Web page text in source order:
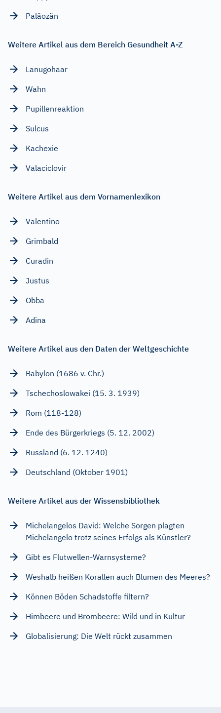
Paläozän
Weitere Artikel aus dem Bereich Gesundheit A-Z
Lanugohaar
Wahn
Pupillenreaktion
Sulcus
Kachexie
Valaciclovir
Weitere Artikel aus dem Vornamenlexikon
Valentino
Grimbald
Curadin
Justus
Obba
Adina
Weitere Artikel aus den Daten der Weltgeschichte
Babylon (1686 v. Chr.)
Tschechoslowakei (15. 3. 1939)
Rom (118-128)
Ende des Bürgerkriegs (5. 12. 2002)
Russland (6. 12. 1240)
Deutschland (Oktober 1901)
Weitere Artikel aus der Wissensbibliothek
Michelangelos David: Welche Sorgen plagten
Michelangelo trotz seines Erfolgs als Künstler?
Gibt es Flutwellen-Warnsysteme?
Weshalb heißen Korallen auch Blumen des Meeres?
Können Böden Schadstoffe filtern?
Himbeere und Brombeere: Wild und in Kultur
Globalisierung: Die Welt rückt zusammen